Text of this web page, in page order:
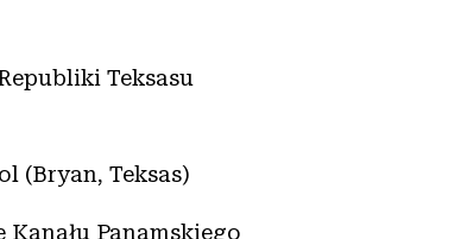
Teksasu
(Bryan, Teksas)
Panamskiego